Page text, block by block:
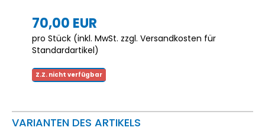
70,00 EUR
pro Stück (inkl. MwSt. zzgl. Versandkosten für
Standardartikel)
Z.Z. nicht verfügbar
VARIANTEN DES ARTIKELS